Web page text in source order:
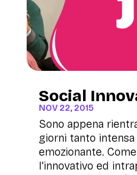
Social
NOV 22, 2015
Sono appena
giorni tanto
emozionante.
l'innovativo ed